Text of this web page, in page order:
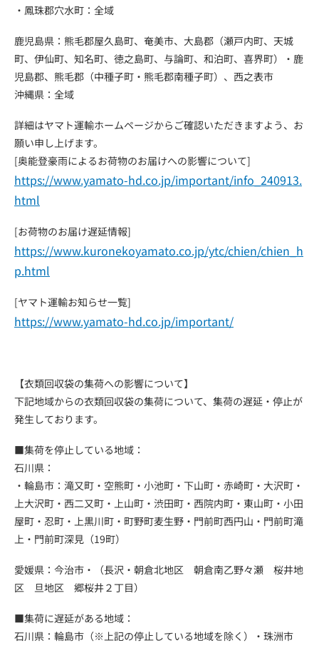
・鳳珠郡穴水町：全域
鹿児島県：熊毛郡屋久島町、奄美市、大島郡（瀬戸内町、天城
町、伊仙町、知名町、徳之島町、与論町、和泊町、喜界町）・鹿
児島郡、熊毛郡（中種子町・熊毛郡南種子町）、西之表市
沖縄県：全域
詳細はヤマト運輸ホームページからご確認いただきますよう、お
願い申し上げます。
[奥能登豪雨によるお荷物のお届けへの影響について]
https://www.yamato-hd.co.jp/important/info_240913.
html
[お荷物のお届け遅延情報]
https://www.kuronekoyamato.co.jp/ytc/chien/chien_h
p.html
[ヤマト運輸お知らせ一覧]
https://www.yamato-hd.co.jp/important/
【衣類回収袋の集荷への影響について】
下記地域からの衣類回収袋の集荷について、集荷の遅延・停止が
発生しております。
■集荷を停止している地域：
石川県：
・輪島市：滝又町・空熊町・小池町・下山町・赤崎町・大沢町・
上大沢町・西二又町・上山町・渋田町・西院内町・東山町・小田
屋町・忍町・上黒川町・町野町麦生野・門前町西円山・門前町滝
上・門前町深見（19町）
愛媛県：今治市・（長沢・朝倉北地区 朝倉南乙野々瀬 桜井地
区 旦地区 郷桜井２丁目）
■集荷に遅延がある地域：
石川県：輪島市（※上記の停止している地域を除く）・珠洲市